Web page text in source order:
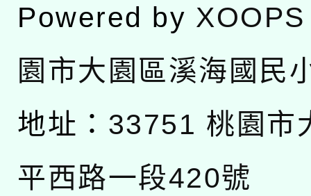
Powered by XOOPS
園市大園區溪海國民
地址： 33751 桃園市
平西路一段420號